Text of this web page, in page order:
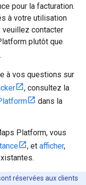
pour la facturation.
à votre utilisation
contacter
plutôt que
.
à vos questions sur
, consultez la
dans la
Platform, vous
, et afficher,
réservées aux clients